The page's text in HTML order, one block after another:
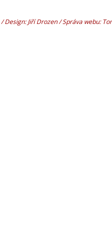
Design: Jiří Drozen / Správa webu: